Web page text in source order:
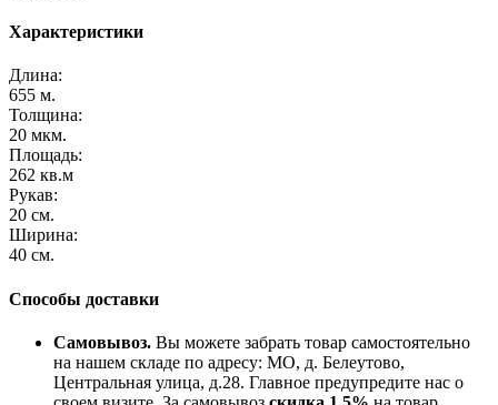
Характеристики
Длина:
655 м.
Толщина:
20 мкм.
Площадь:
262 кв.м
Рукав:
20 см.
Ширина:
40 см.
Способы доставки
Самовывоз. Вы можете забрать товар самостоятельно
на нашем складе по адресу: МО, д. Белеутово,
Центральная улица, д.28. Главное предупредите нас о